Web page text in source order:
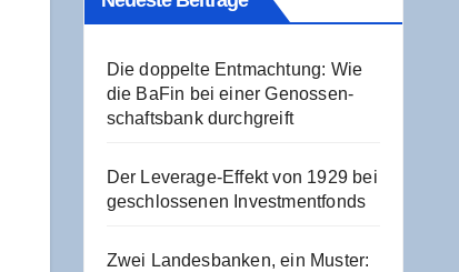
Die dop­pel­te Ent­mach­tung: Wie
die BaFin bei einer Genos­sen­
schafts­bank durchgreift
Der Levera­ge-Effekt von 1929 bei
geschlos­se­nen Investmentfonds
Zwei Lan­des­ban­ken, ein Mus­ter: